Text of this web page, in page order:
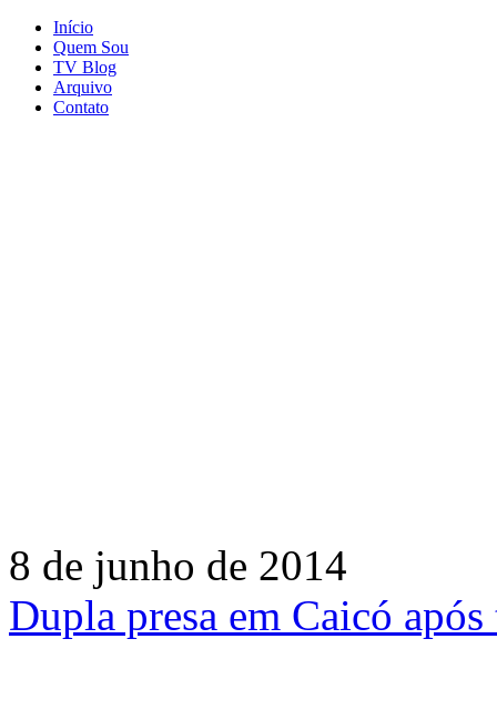
Início
Quem Sou
TV Blog
Arquivo
Contato
8 de junho de 2014
Dupla presa em Caicó